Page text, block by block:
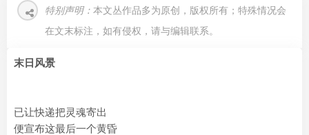
特别声明： 本文丛作品多为原创，版权所有；特殊情况会
在文末标注，如有侵权，请与编辑联系。
末日风景
已让快递把灵魂寄出
便宣布这最后一个黄昏